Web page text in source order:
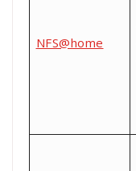
NFS@home